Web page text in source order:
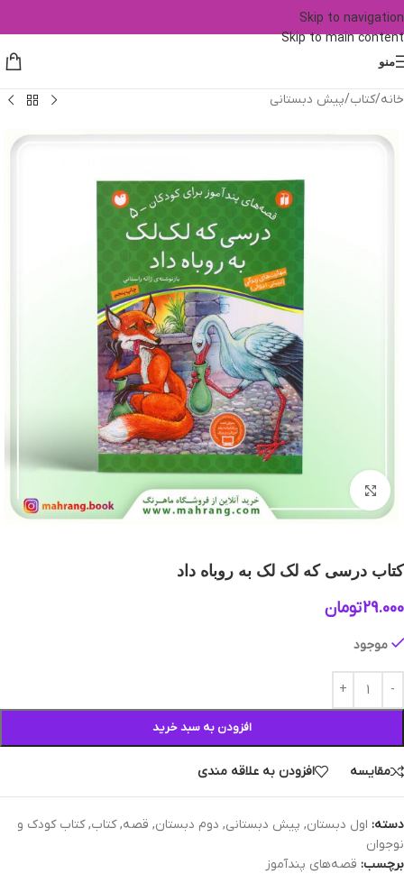
Skip to navigation
Skip to main content
منو
خانه/کتاب/پیش دبستانی
بزرگنمایی تصویر
کتاب درسی که لک لک به روباه داد
29.000تومان
موجود
افزودن به سبد خرید
مقایسه افزودن به علاقه مندی
دسته: اول دبستان, پیش دبستانی, دوم دبستان, قصه, کتاب, کتاب کودک و
نوجوان
برچسب: قصه‌های پندآموز‌